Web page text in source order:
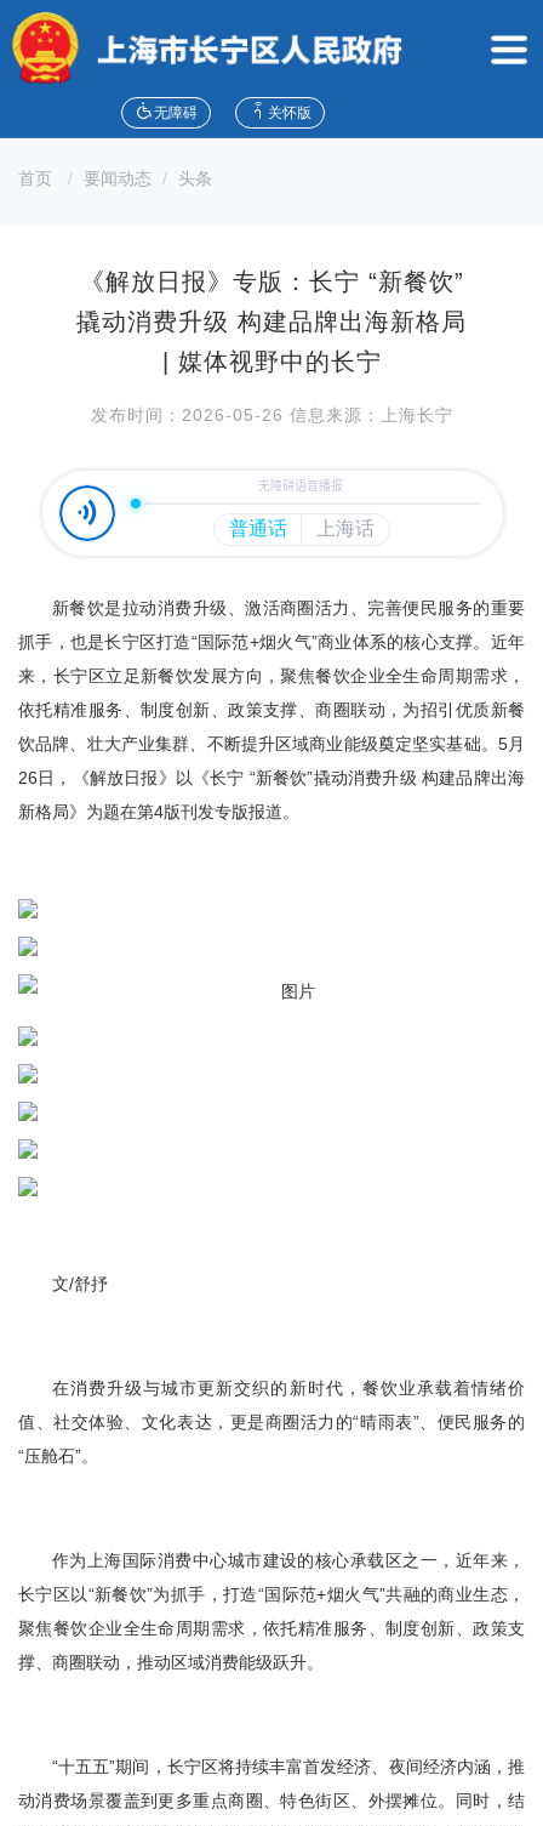
障
碍
说
无障碍 关怀版
首页 要闻动态 头条
《解放日报》专版：长宁 “新餐饮”
撬动消费升级 构建品牌出海新格局
| 媒体视野中的长宁
发布时间：2026-05-26 信息来源：上海长宁
新餐饮是拉动消费升级、激活商圈活力、完善便民服务的重要
抓手，也是长宁区打造“国际范+烟火气”商业体系的核心支撑。近年
来，长宁区立足新餐饮发展方向，聚焦餐饮企业全生命周期需求，
依托精准服务、制度创新、政策支撑、商圈联动，为招引优质新餐
饮品牌、壮大产业集群、不断提升区域商业能级奠定坚实基础。5月
26日，《解放日报》以《长宁 “新餐饮”撬动消费升级 构建品牌出海
新格局》为题在第4版刊发专版报道。
文/舒抒
在消费升级与城市更新交织的新时代，餐饮业承载着情绪价
值、社交体验、文化表达，更是商圈活力的“晴雨表”、便民服务的
“压舱石”。
作为上海国际消费中心城市建设的核心承载区之一，近年来，
长宁区以“新餐饮”为抓手，打造“国际范+烟火气”共融的商业生态，
聚焦餐饮企业全生命周期需求，依托精准服务、制度创新、政策支
撑、商圈联动，推动区域消费能级跃升。
“十五五”期间，长宁区将持续丰富首发经济、夜间经济内涵，推
动消费场景覆盖到更多重点商圈、特色街区、外摆摊位。同时，结